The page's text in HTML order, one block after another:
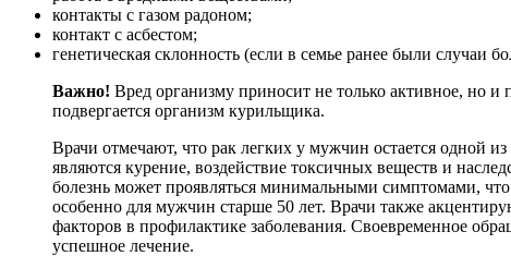
контакты с газом радоном;
контакт с асбестом;
генетическая склонность (если в семье ранее были случаи
Важно! Вред организму приносит не только активное, но и
подвергается организм курильщика.
Врачи отмечают, что рак легких у мужчин остается одной
являются курение, воздействие токсичных веществ и
болезнь может проявляться минимальными симптомами,
особенно для мужчин старше 50 лет. Врачи также
факторов в профилактике заболевания. Своевременное
успешное лечение.